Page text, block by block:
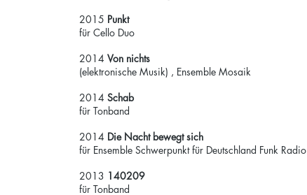
2015 Punkt
für Cello Duo
2014 Von nichts
(elektronische Musik) , Ensemble Mosaik
2014 Schab
für Tonband
2014 Die Nacht bewegt sich
für Ensemble Schwerpunkt für Deutschland Funk Radio
2013 140209
für Tonband